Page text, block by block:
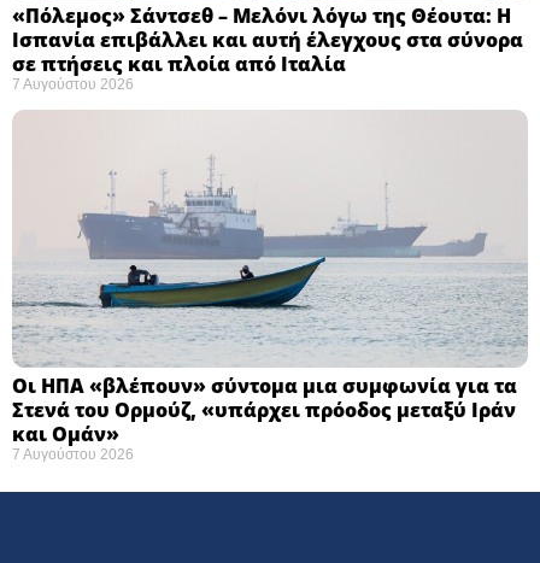
«Πόλεμος» Σάντσεθ – Μελόνι λόγω της Θέουτα: Η
Ισπανία επιβάλλει και αυτή έλεγχους στα σύνορα
σε πτήσεις και πλοία από Ιταλία
7 Αυγούστου 2026
Οι ΗΠΑ «βλέπουν» σύντομα μια συμφωνία για τα
Στενά του Ορμούζ, «υπάρχει πρόοδος μεταξύ Ιράν
και Ομάν»
7 Αυγούστου 2026